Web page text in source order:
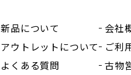
新品について
アウトレットについて
よくある質問
会社
ご利
古物